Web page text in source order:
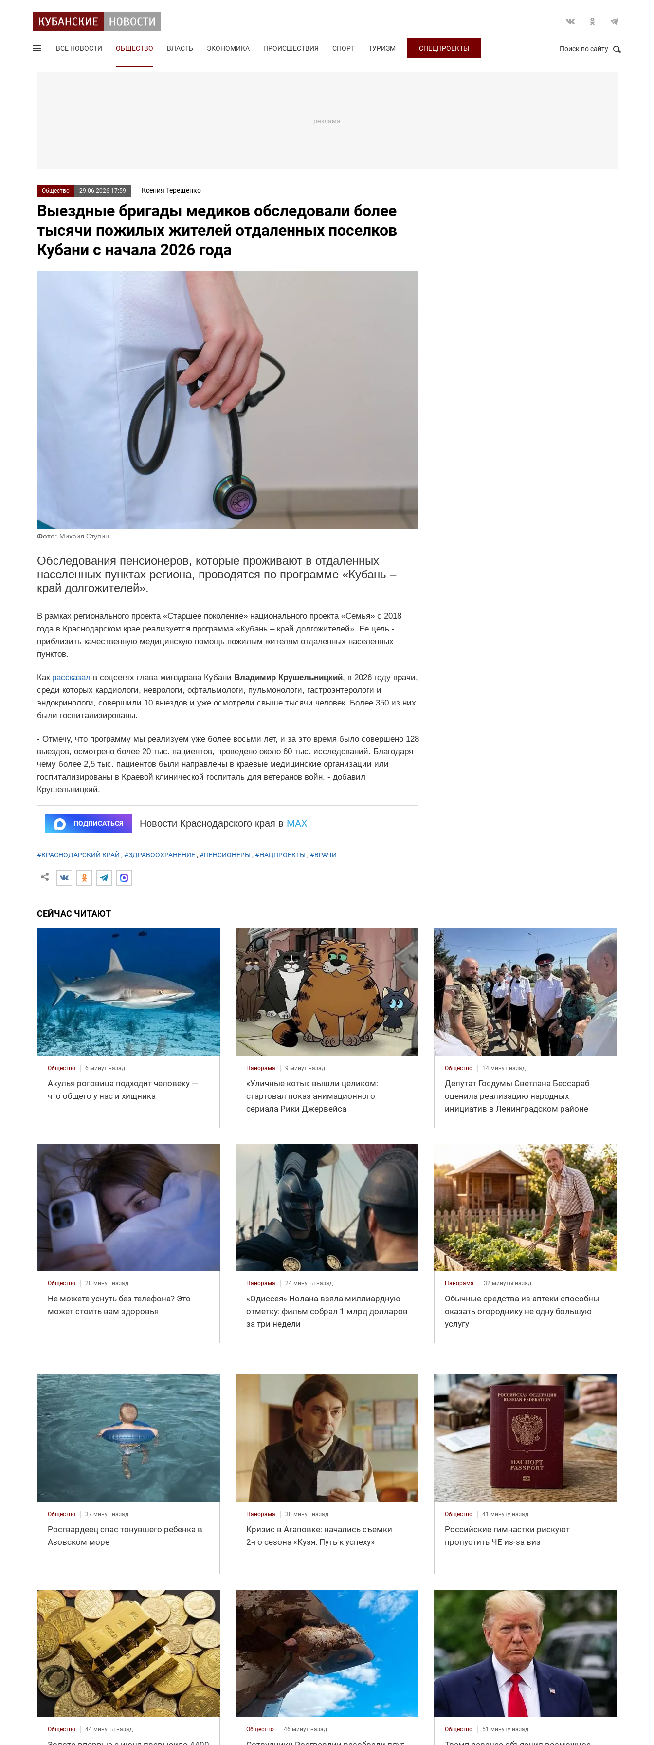
ВСЕ НОВОСТИ ОБЩЕСТВО ВЛАСТЬ ЭКОНОМИКА ПРОИСШЕСТВИЯ СПОРТ ТУРИЗМ СПЕЦПРОЕКТЫ Поиск по сайту
Общество 29.06.2026 17:59 Ксения Терещенко
Выездные бригады медиков обследовали более
тысячи пожилых жителей отдаленных поселков
Кубани с начала 2026 года
Фото: Михаил Ступин
Обследования пенсионеров, которые проживают в отдаленных
населенных пунктах региона, проводятся по программе «Кубань –
край долгожителей».
В рамках регионального проекта «Старшее поколение» национального проекта «Семья» с 2018
года в Краснодарском крае реализуется программа «Кубань – край долгожителей». Ее цель -
приблизить качественную медицинскую помощь пожилым жителям отдаленных населенных
пунктов.
Как рассказал в соцсетях глава минздрава Кубани Владимир Крушельницкий, в 2026 году врачи,
среди которых кардиологи, неврологи, офтальмологи, пульмонологи, гастроэнтерологи и
эндокринологи, совершили 10 выездов и уже осмотрели свыше тысячи человек. Более 350 из них
были госпитализированы.
- Отмечу, что программу мы реализуем уже более восьми лет, и за это время было совершено 128
выездов, осмотрено более 20 тыс. пациентов, проведено около 60 тыс. исследований. Благодаря
чему более 2,5 тыс. пациентов были направлены в краевые медицинские организации или
госпитализированы в Краевой клинической госпиталь для ветеранов войн, - добавил
Крушельницкий.
ПОДПИСАТЬСЯ Новости Краснодарского края в MAX
#КРАСНОДАРСКИЙ КРАЙ , #ЗДРАВООХРАНЕНИЕ, #ПЕНСИОНЕРЫ , #НАЦПРОЕКТЫ , #ВРАЧИ
СЕЙЧАС ЧИТАЮТ
Общество 6 минут назад
Акулья роговица подходит человеку —
что общего у нас и хищника
Панорама 9 минут назад
«Уличные коты» вышли целиком:
стартовал показ анимационного
сериала Рики Джервейса
Общество 14 минут назад
Депутат Госдумы Светлана Бессараб
оценила реализацию народных
инициатив в Ленинградском районе
Общество 20 минут назад
Не можете уснуть без телефона? Это
может стоить вам здоровья
Панорама 24 минуты назад
«Одиссея» Нолана взяла миллиардную
отметку: фильм собрал 1 млрд долларов
за три недели
Панорама 32 минуты назад
Обычные средства из аптеки способны
оказать огороднику не одну большую
услугу
Общество 37 минут назад
Росгвардеец спас тонувшего ребенка в
Азовском море
Панорама 38 минут назад
Кризис в Агаповке: начались съемки
2‑го сезона «Кузя. Путь к успеху»
Общество 41 минуту назад
Российские гимнастки рискуют
пропустить ЧЕ из-за виз
Общество 44 минуты назад Общество 46 минут назад Общество 51 минуту назад